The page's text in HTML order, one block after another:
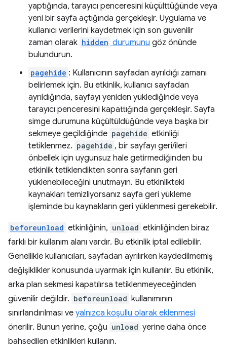
yaptığında, tarayıcı penceresini küçülttüğünde veya
yeni bir sayfa açtığında gerçekleşir. Uygulama ve
kullanıcı verilerini kaydetmek için son güvenilir
zaman olarak hidden durumunu göz önünde
bulundurun.
pagehide : Kullanıcının sayfadan ayrıldığı zamanı
belirlemek için. Bu etkinlik, kullanıcı sayfadan
ayrıldığında, sayfayı yeniden yüklediğinde veya
tarayıcı penceresini kapattığında gerçekleşir. Sayfa
simge durumuna küçültüldüğünde veya başka bir
sekmeye geçildiğinde pagehide etkinliği
tetiklenmez. pagehide , bir sayfayı geri/ileri
önbellek için uygunsuz hale getirmediğinden bu
etkinlik tetiklendikten sonra sayfanın geri
yüklenebileceğini unutmayın. Bu etkinlikteki
kaynakları temizliyorsanız sayfa geri yükleme
işleminde bu kaynakların geri yüklenmesi gerekebilir.
beforeunload etkinliğinin, unload etkinliğinden biraz
farklı bir kullanım alanı vardır. Bu etkinlik iptal edilebilir.
Genellikle kullanıcıları, sayfadan ayrılırken kaydedilmemiş
değişiklikler konusunda uyarmak için kullanılır. Bu etkinlik,
arka plan sekmesi kapatılırsa tetiklenmeyeceğinden
güvenilir değildir. beforeunload kullanımının
sınırlandırılması ve yalnızca koşullu olarak eklenmesi
önerilir. Bunun yerine, çoğu unload yerine daha önce
bahsedilen etkinlikleri kullanın.